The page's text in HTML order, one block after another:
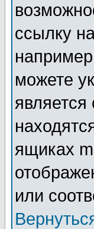
ссылку
можете
ящиках
или